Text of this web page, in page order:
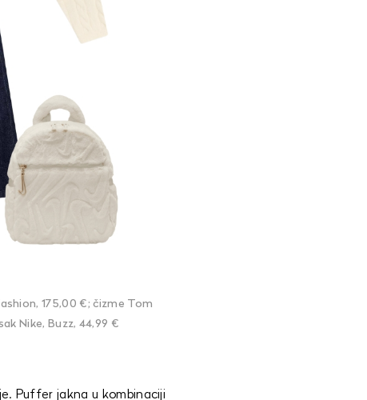
175,00 €; čizme Tom
Nike, Buzz, 44,99 €
Puffer jakna u kombinaciji